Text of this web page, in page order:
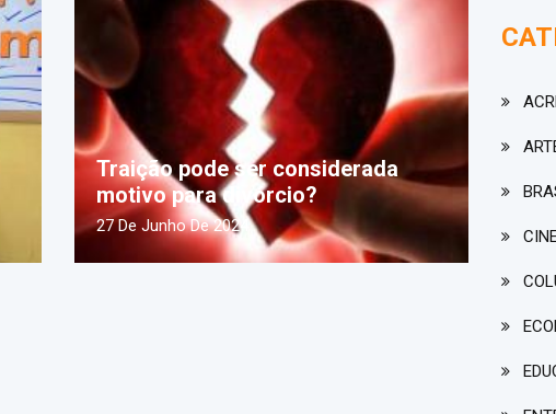
Traição pode ser considerada
motivo para divórcio?
27 De Junho De 2024